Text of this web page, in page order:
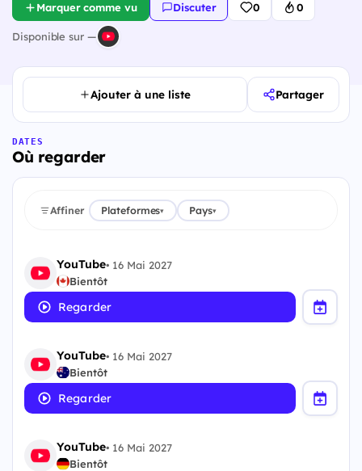
Marquer comme vu Discuter 0 0
Disponible sur —
Ajouter à une liste Partager
DATES
Où regarder
Affiner Plateformes▾ Pays▾
YouTube• 16 Mai 2027
Bientôt
Regarder
YouTube• 16 Mai 2027
Bientôt
Regarder
YouTube• 16 Mai 2027
Bientôt